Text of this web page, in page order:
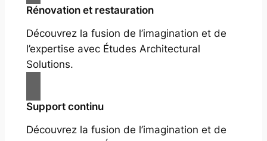
Rénovation et restauration
Découvrez la fusion de l’imagination et de
l’expertise avec Études Architectural
Solutions.
Support continu
Découvrez la fusion de l’imagination et de